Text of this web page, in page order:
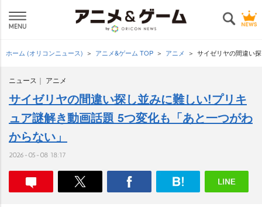
ホーム (オリコンニュース) アニメ&ゲーム TOP アニメ サイゼリヤの間違い
ニュース アニメ
サイゼリヤの間違い探し並みに難しい!プリキ
ュア謎解き動画話題 5つ変化も「あと一つがわ
からない」
2026-05-08 18:17